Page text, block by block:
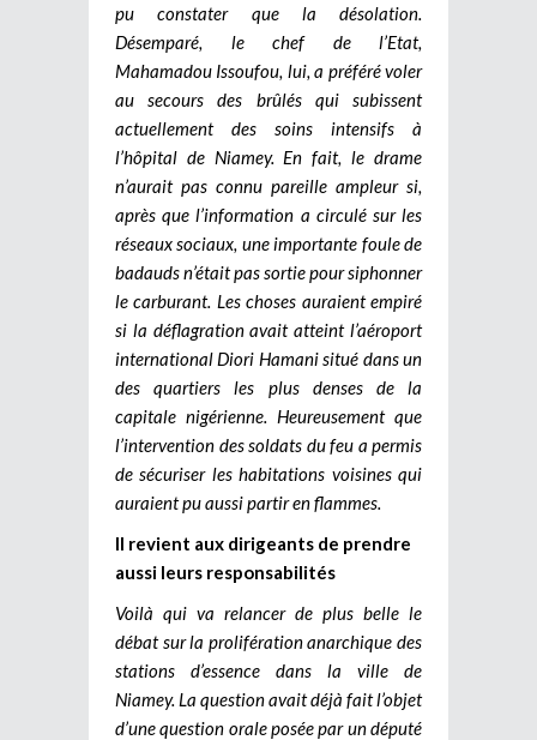
pu constater que la désolation.
Désemparé, le chef de l’Etat,
Mahamadou Issoufou, lui, a préféré voler
au secours des brûlés qui subissent
actuellement des soins intensifs à
l’hôpital de Niamey. En fait, le drame
n’aurait pas connu pareille ampleur si,
après que l’information a circulé sur les
réseaux sociaux, une importante foule de
badauds n’était pas sortie pour siphonner
le carburant. Les choses auraient empiré
si la déflagration avait atteint l’aéroport
international Diori Hamani situé dans un
des quartiers les plus denses de la
capitale nigérienne. Heureusement que
l’intervention des soldats du feu a permis
de sécuriser les habitations voisines qui
auraient pu aussi partir en flammes.
Il revient aux dirigeants de prendre
aussi leurs responsabilités
Voilà qui va relancer de plus belle le
débat sur la prolifération anarchique des
stations d’essence dans la ville de
Niamey. La question avait déjà fait l’objet
d’une question orale posée par un député